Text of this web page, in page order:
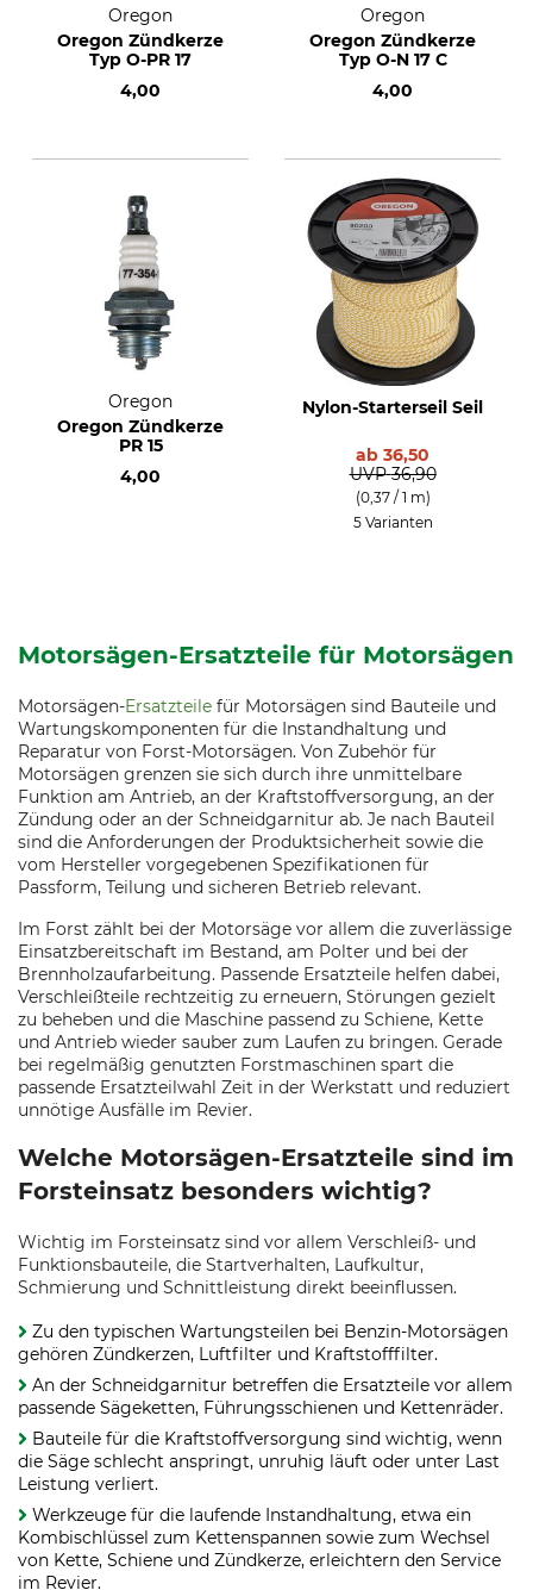
Oregon
Oregon Zündkerze
Typ O-PR 17
4,00
Oregon
Oregon Zündkerze
Typ O-N 17 C
4,00
Oregon
Oregon Zündkerze
PR 15
4,00
Nylon-Starterseil Seil
ab 36,50
UVP 36,90
(0,37 / 1 m)
5 Varianten
Motorsägen-Ersatzteile für Motorsägen
Motorsägen-Ersatzteile für Motorsägen sind Bauteile und
Wartungskomponenten für die Instandhaltung und
Reparatur von Forst-Motorsägen. Von Zubehör für
Motorsägen grenzen sie sich durch ihre unmittelbare
Funktion am Antrieb, an der Kraftstoffversorgung, an der
Zündung oder an der Schneidgarnitur ab. Je nach Bauteil
sind die Anforderungen der Produktsicherheit sowie die
vom Hersteller vorgegebenen Spezifikationen für
Passform, Teilung und sicheren Betrieb relevant.
Im Forst zählt bei der Motorsäge vor allem die zuverlässige
Einsatzbereitschaft im Bestand, am Polter und bei der
Brennholzaufarbeitung. Passende Ersatzteile helfen dabei,
Verschleißteile rechtzeitig zu erneuern, Störungen gezielt
zu beheben und die Maschine passend zu Schiene, Kette
und Antrieb wieder sauber zum Laufen zu bringen. Gerade
bei regelmäßig genutzten Forstmaschinen spart die
passende Ersatzteilwahl Zeit in der Werkstatt und reduziert
unnötige Ausfälle im Revier.
Welche Motorsägen-Ersatzteile sind im
Forsteinsatz besonders wichtig?
Wichtig im Forsteinsatz sind vor allem Verschleiß- und
Funktionsbauteile, die Startverhalten, Laufkultur,
Schmierung und Schnittleistung direkt beeinflussen.
Zu den typischen Wartungsteilen bei Benzin-Motorsägen
gehören Zündkerzen, Luftfilter und Kraftstofffilter.
An der Schneidgarnitur betreffen die Ersatzteile vor allem
passende Sägeketten, Führungsschienen und Kettenräder.
Bauteile für die Kraftstoffversorgung sind wichtig, wenn
die Säge schlecht anspringt, unruhig läuft oder unter Last
Leistung verliert.
Werkzeuge für die laufende Instandhaltung, etwa ein
Kombischlüssel zum Kettenspannen sowie zum Wechsel
von Kette, Schiene und Zündkerze, erleichtern den Service
im Revier.